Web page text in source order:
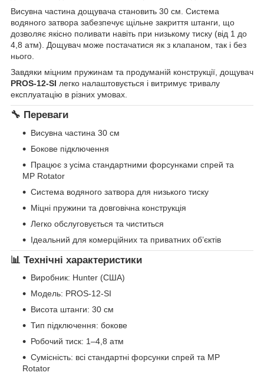
Висувна частина дощувача становить 30 см. Система
водяного затвора забезпечує щільне закриття штанги, що
дозволяє якісно поливати навіть при низькому тиску (від 1 до
4,8 атм). Дощувач може постачатися як з клапаном, так і без
нього.
Завдяки міцним пружинам та продуманій конструкції, дощувач
PROS-12-SI легко налаштовується і витримує тривалу
експлуатацію в різних умовах.
🔧 Переваги
Висувна частина 30 см
Бокове підключення
Працює з усіма стандартними форсунками спрей та
MP Rotator
Система водяного затвора для низького тиску
Міцні пружини та довговічна конструкція
Легко обслуговується та чиститься
Ідеальний для комерційних та приватних об’єктів
📊 Технічні характеристики
Виробник: Hunter (США)
Модель: PROS-12-SI
Висота штанги: 30 см
Тип підключення: бокове
Робочий тиск: 1–4,8 атм
Сумісність: всі стандартні форсунки спрей та MP
Rotator